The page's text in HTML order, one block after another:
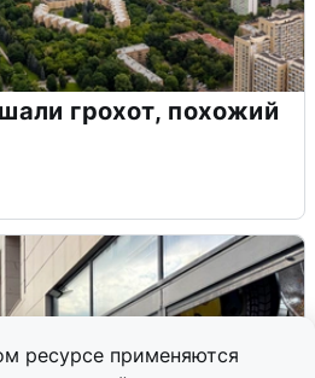
ресурсе применяются
грохот, похожий